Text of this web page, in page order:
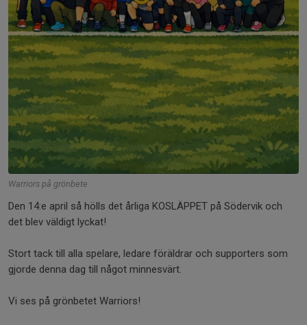
Warriors på grönbete
Den 14:e april så hölls det årliga KOSLÄPPET på Södervik och
det blev väldigt lyckat!
Stort tack till alla spelare, ledare föräldrar och supporters som
gjorde denna dag till något minnesvärt.
Vi ses på grönbetet Warriors!